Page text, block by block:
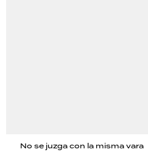
No se juzga con la misma vara